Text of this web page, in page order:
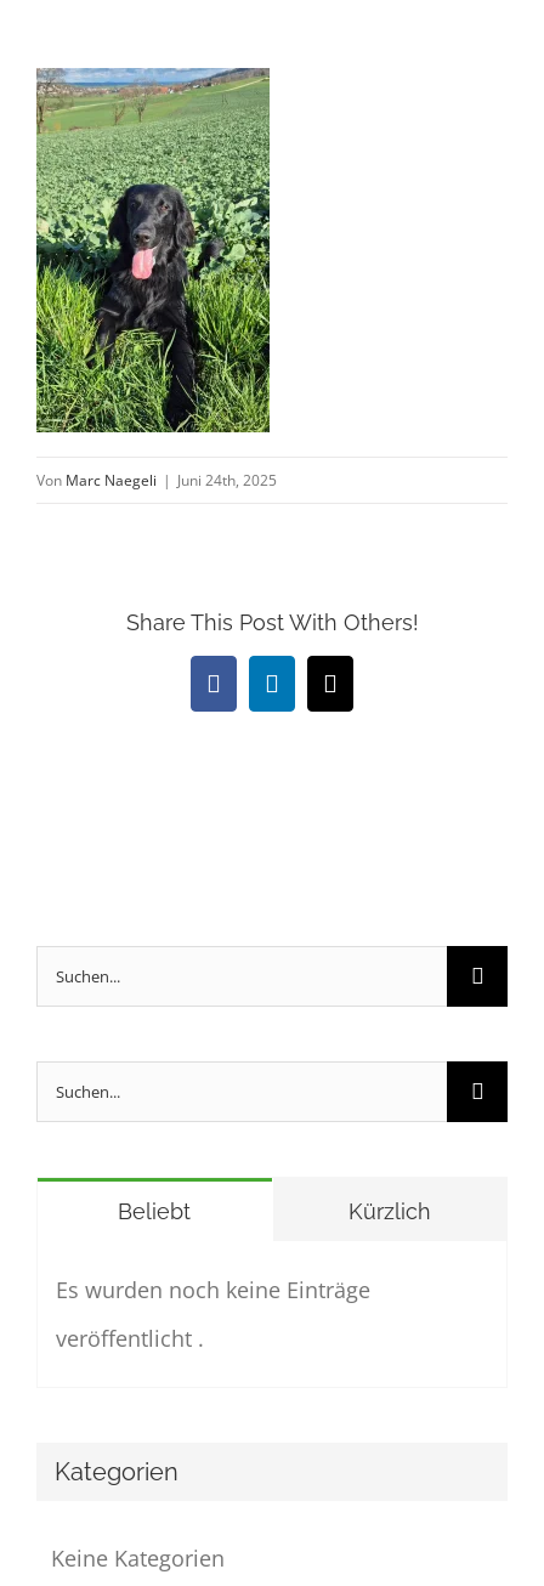
Von Marc Naegeli | Juni 24th, 2025
Share This Post With Others!
FacebookLinkedIn
E-
Mail
Suche
Suche
Beliebt Kürzlich
Es wurden noch keine Einträge
veröffentlicht .
Kategorien
Keine Kategorien